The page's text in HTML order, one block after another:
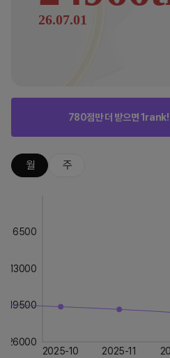
26.07.01
780점만 더 받으면 1rank!
월 주
2025-10 2025-11
6500
13000
19500
26000